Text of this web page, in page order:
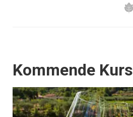
Events
Kommende Kurs